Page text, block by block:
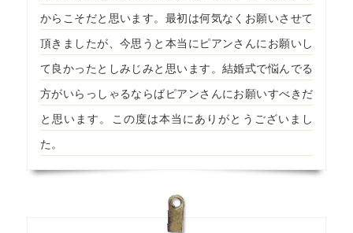
からこそだと思います。最初は何気なくお願いさせて
頂きましたが、今思うと本当にピアンさんにお願いし
て良かったとしみじみと思います。結婚式で悩んでる
方がいらっしゃるならばピアンさんにお願いすべきだ
と思います。この度は本当にありがとうございまし
た。